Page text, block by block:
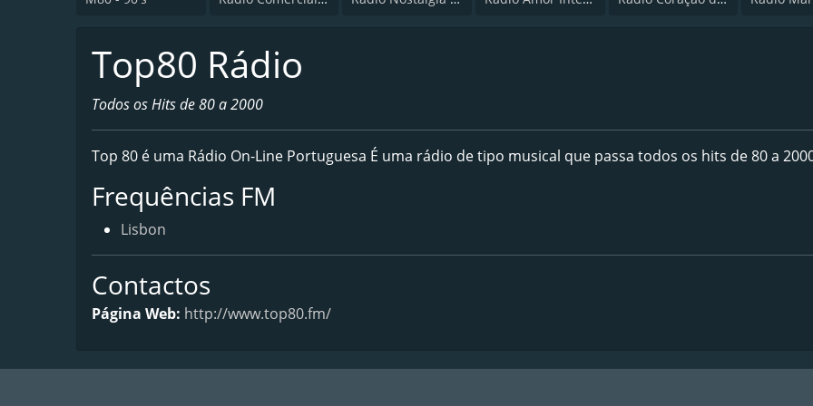
Top80 Rádio
Todos os Hits de 80 a 2000
Top 80 é uma Rádio On-Line Portuguesa É uma rádio de tipo musical que passa todos os hits de 80 a
Frequências FM
Lisbon
Contactos
Página Web: http://www.top80.fm/